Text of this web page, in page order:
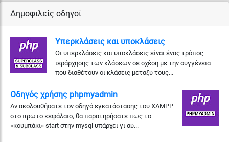
Δημοφιλείς οδηγοί
Υπερκλάσεις και υποκλάσεις
Οι υπερκλάσεις και υποκλάσεις είναι ένας τρόπος
ιεράρχησης των κλάσεων σε σχέση με την συγγένεια
που διαθέτουν οι κλάσεις μεταξύ τους...
Οδηγός χρήσης phpmyadmin
Αν ακολουθήσατε τον οδηγό εγκατάστασης του XAMPP
στο πρώτο κεφάλαιο, θα παρατηρήσατε πως το
«κουμπάκι» start στην mysql υπάρχει γι αυ...